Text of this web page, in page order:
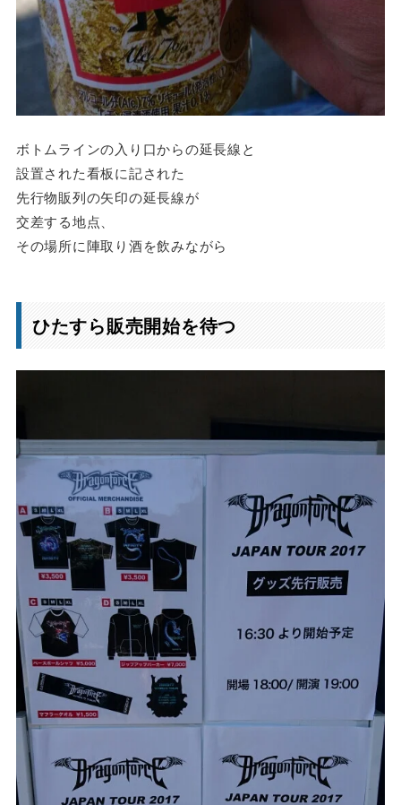
ボトムラインの入り口からの延長線と
設置された看板に記された
先行物販列の矢印の延長線が
交差する地点、
その場所に陣取り酒を飲みながら
ひたすら販売開始を待つ